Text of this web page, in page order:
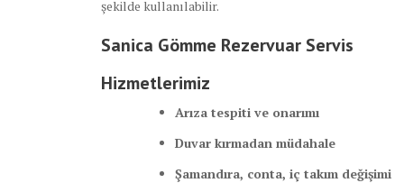
şekilde kullanılabilir.
Sanica Gömme Rezervuar Servis
Hizmetlerimiz
Arıza tespiti ve onarımı
Duvar kırmadan müdahale
Şamandıra, conta, iç takım değişimi